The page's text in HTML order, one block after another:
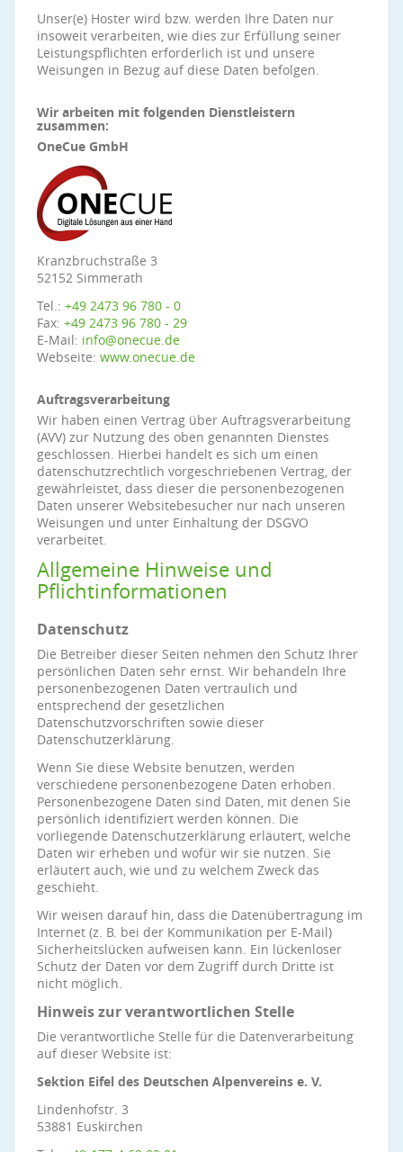
Unser(e) Hoster wird bzw. werden Ihre Daten nur
insoweit verarbeiten, wie dies zur Erfüllung seiner
Leistungspflichten erforderlich ist und unsere
Weisungen in Bezug auf diese Daten befolgen.
Wir arbeiten mit folgenden Dienstleistern
zusammen:
OneCue GmbH
Kranzbruchstraße 3
52152 Simmerath
Tel.: +49 2473 96 780 - 0
Fax: +49 2473 96 780 - 29
E-Mail: info@onecue.de
Webseite: www.onecue.de
Auftragsverarbeitung
Wir haben einen Vertrag über Auftragsverarbeitung
(AVV) zur Nutzung des oben genannten Dienstes
geschlossen. Hierbei handelt es sich um einen
datenschutzrechtlich vorgeschriebenen Vertrag, der
gewährleistet, dass dieser die personenbezogenen
Daten unserer Websitebesucher nur nach unseren
Weisungen und unter Einhaltung der DSGVO
verarbeitet.
Allgemeine Hinweise und
Pflichtinformationen
Datenschutz
Die Betreiber dieser Seiten nehmen den Schutz Ihrer
persönlichen Daten sehr ernst. Wir behandeln Ihre
personenbezogenen Daten vertraulich und
entsprechend der gesetzlichen
Datenschutzvorschriften sowie dieser
Datenschutzerklärung.
Wenn Sie diese Website benutzen, werden
verschiedene personenbezogene Daten erhoben.
Personenbezogene Daten sind Daten, mit denen Sie
persönlich identifiziert werden können. Die
vorliegende Datenschutzerklärung erläutert, welche
Daten wir erheben und wofür wir sie nutzen. Sie
erläutert auch, wie und zu welchem Zweck das
geschieht.
Wir weisen darauf hin, dass die Datenübertragung im
Internet (z. B. bei der Kommunikation per E-Mail)
Sicherheitslücken aufweisen kann. Ein lückenloser
Schutz der Daten vor dem Zugriff durch Dritte ist
nicht möglich.
Hinweis zur verantwortlichen Stelle
Die verantwortliche Stelle für die Datenverarbeitung
auf dieser Website ist:
Sektion Eifel des Deutschen Alpenvereins e. V.
Lindenhofstr. 3
53881 Euskirchen